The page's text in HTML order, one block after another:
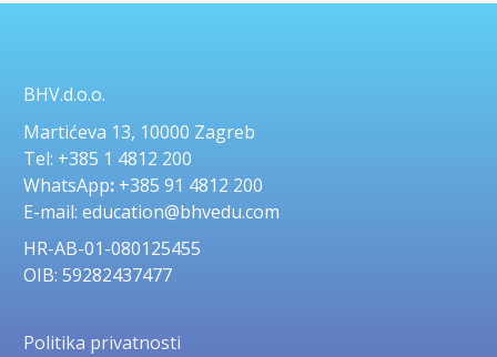
BHV.d.o.o.
Martićeva 13, 10000 Zagreb
Tel: +385 1 4812 200
WhatsApp:+385 91 4812 200
E-mail: education@bhvedu.com
HR-AB-01-080125455
OIB: 59282437477
Politika privatnosti